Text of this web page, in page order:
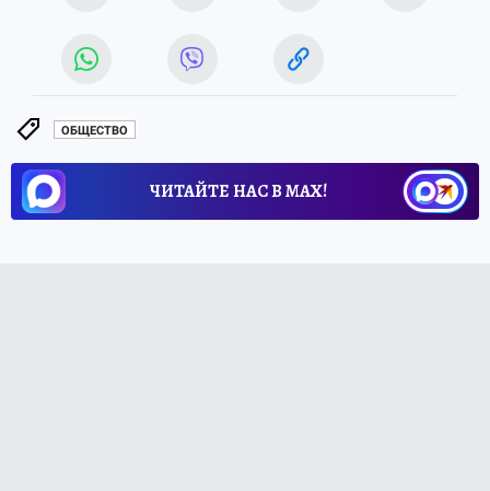
ОБЩЕСТВО
ЧИТАЙТЕ НАС В МАХ!